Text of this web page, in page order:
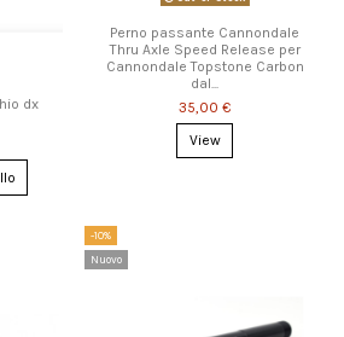
dx
Perno passante Cannondale
Thru Axle Speed Release per
Cannondale Topstone Carbon
dal...
35,00 €
View
-10%
Nuovo